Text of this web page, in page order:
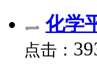
化学
点击：